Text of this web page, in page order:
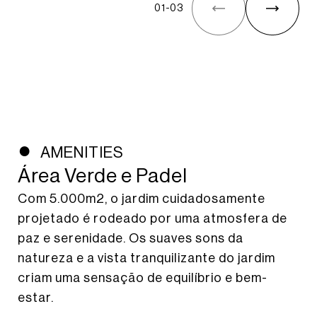
01 -03
AMENITIES
Área Verde e Padel
Com 5.000m2, o jardim cuidadosamente
projetado é rodeado por uma atmosfera de
paz e serenidade. Os suaves sons da
natureza e a vista tranquilizante do jardim
criam uma sensação de equilíbrio e bem-
estar.